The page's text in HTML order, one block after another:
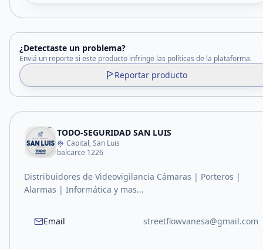
¿Detectaste un problema?
Enviá un reporte si este producto infringe las políticas de la plataforma.
Reportar producto
TODO-SEGURIDAD SAN LUIS
Capital, San Luis
balcarce 1226
Distribuidores de Videovigilancia Cámaras | Porteros |
Alarmas | Informática y mas...
Email streetflowvanesa@gmail.com